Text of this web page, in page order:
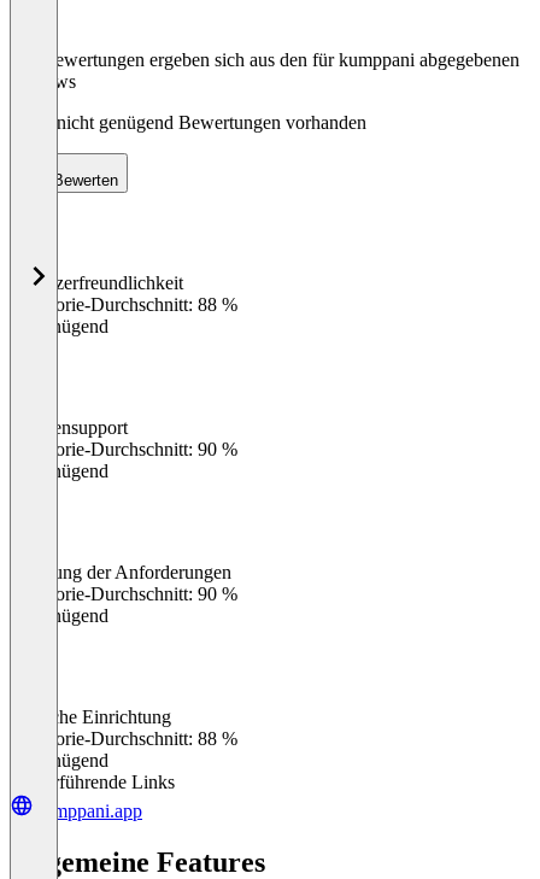
Die Bewertungen ergeben sich aus den für kumppani abgegebenen
Reviews
Noch nicht genügend Bewertungen vorhanden
Bewerten
%
Benutzerfreundlichkeit
Kategorie-Durchschnitt: 88 %
Ungenügend
Kundensupport
Kategorie-Durchschnitt: 90 %
Ungenügend
Erfüllung der Anforderungen
Kategorie-Durchschnitt: 90 %
Ungenügend
Einfache Einrichtung
Kategorie-Durchschnitt: 88 %
Ungenügend
Weiterführende Links
kumppani.app
Allgemeine Features